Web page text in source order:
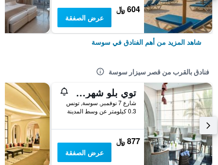
604 ﷼
عرض الصفقة
شاهد المزيد من أهم الفنادق في سوسة
فنادق بالقرب من قصر سيزار سوسة
توي بلو شهرزاد، للبالغين فقط - بسعر شامل جميع الخدمات
شارع 7 نوفمبر, سوسة, تونس
0.3 كيلومتر عن وسط المدينة
877 ﷼
عرض الصفقة